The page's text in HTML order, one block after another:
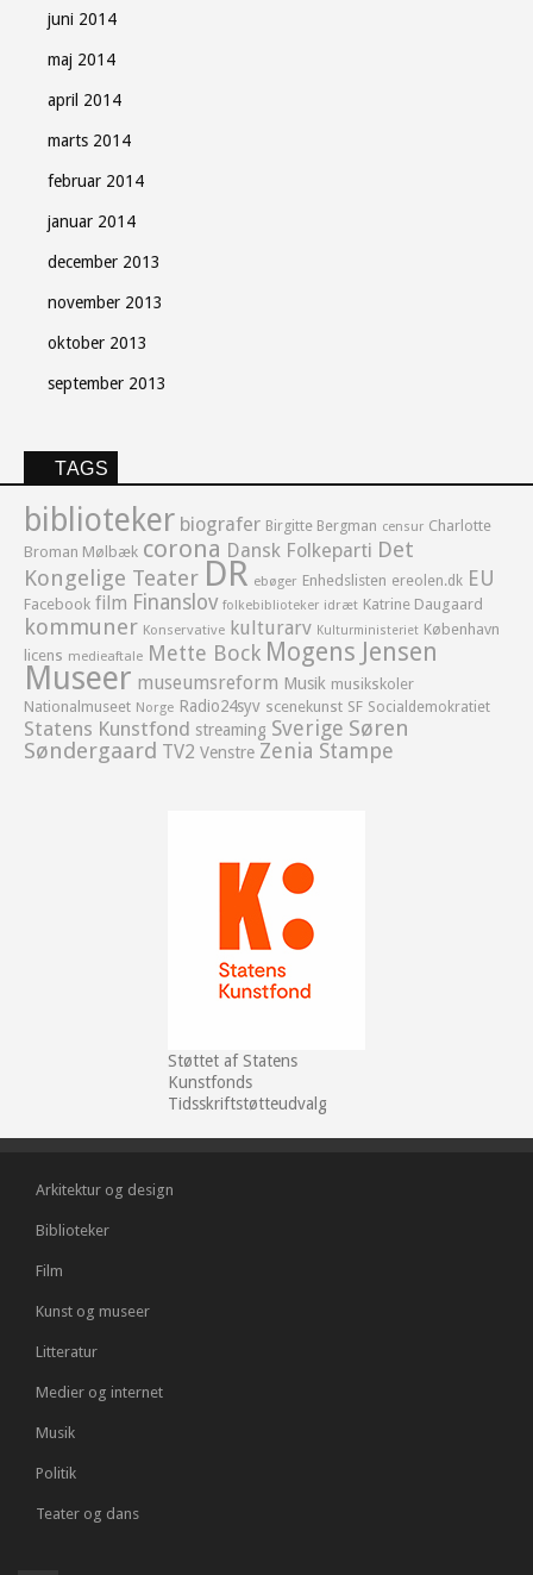
juni 2014
maj 2014
april 2014
marts 2014
februar 2014
januar 2014
december 2013
november 2013
oktober 2013
september 2013
TAGS
biblioteker biografer Birgitte Bergman censur Charlotte
Broman Mølbæk corona Dansk Folkeparti Det
Kongelige Teater DR ebøger Enhedslisten ereolen.dk EU
Facebook film Finanslov folkebiblioteker idræt Katrine Daugaard
kommuner Konservative kulturarv Kulturministeriet København
licens medieaftale Mette Bock Mogens Jensen
Museer museumsreform Musik musikskoler
Nationalmuseet Norge Radio24syv scenekunst SF Socialdemokratiet
Statens Kunstfond streaming Sverige Søren
Søndergaard TV2 Venstre Zenia Stampe
Støttet af Statens
Kunstfonds
Tidsskriftstøtteudvalg
Arkitektur og design
Biblioteker
Film
Kunst og museer
Litteratur
Medier og internet
Musik
Politik
Teater og dans